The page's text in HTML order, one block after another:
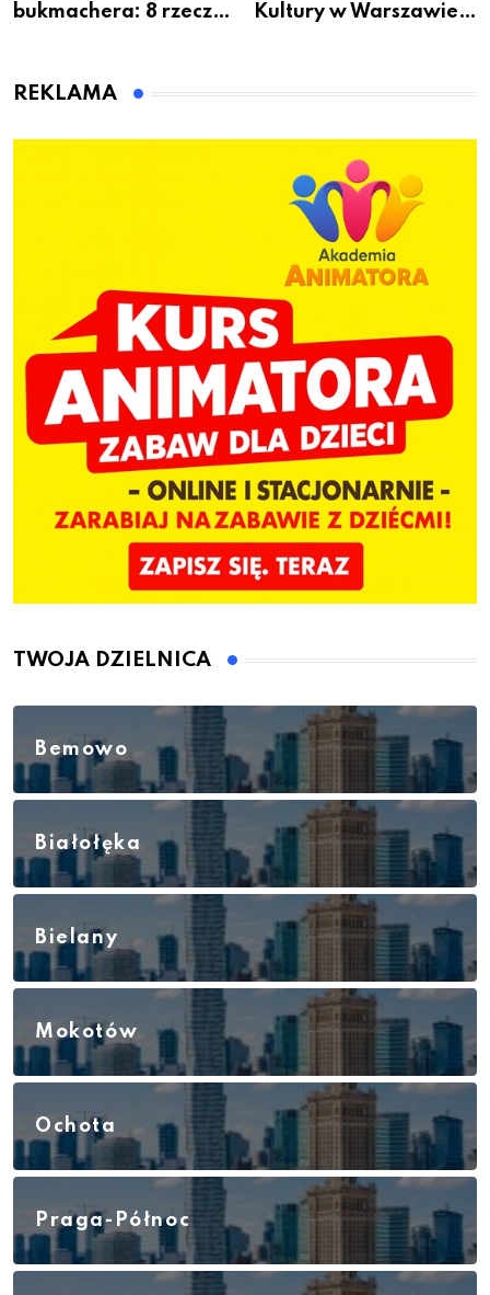
bukmachera: 8 rzeczy,
Kultury w Warszawie –
REKLAMA
TWOJA DZIELNICA
Bemowo
Białołęka
Bielany
Mokotów
Ochota
Praga-Północ